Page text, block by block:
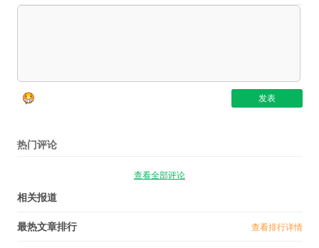
热门评论
查看全部评论
相关报道
最热文章排行 查看排行详情